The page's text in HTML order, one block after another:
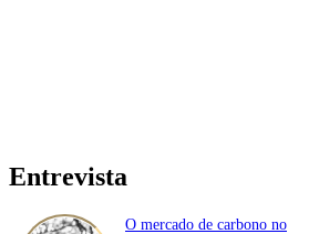
Entrevista
O mercado de carbono no